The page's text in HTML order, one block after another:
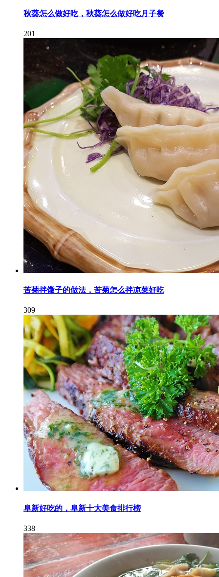
秋葵怎么做好吃，秋葵怎么做好吃月子餐
201
苦菊拌馓子的做法，苦菊怎么拌凉菜好吃
309
阜新好吃的，阜新十大美食排行榜
338